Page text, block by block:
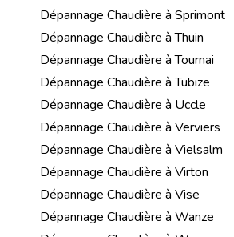
Dépannage Chaudière à Sprimont
Dépannage Chaudière à Thuin
Dépannage Chaudière à Tournai
Dépannage Chaudière à Tubize
Dépannage Chaudière à Uccle
Dépannage Chaudière à Verviers
Dépannage Chaudière à Vielsalm
Dépannage Chaudière à Virton
Dépannage Chaudière à Vise
Dépannage Chaudière à Wanze